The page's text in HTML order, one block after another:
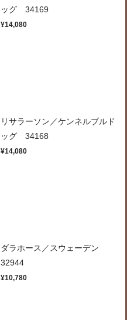
ッグ 34169
¥14,080
リサラーソン／ケンネルブルド
ッグ 34168
¥14,080
ダラホース／スウェーデン
32944
¥10,780